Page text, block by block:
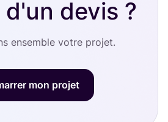
d'un devis ?
ensemble votre projet.
mon projet